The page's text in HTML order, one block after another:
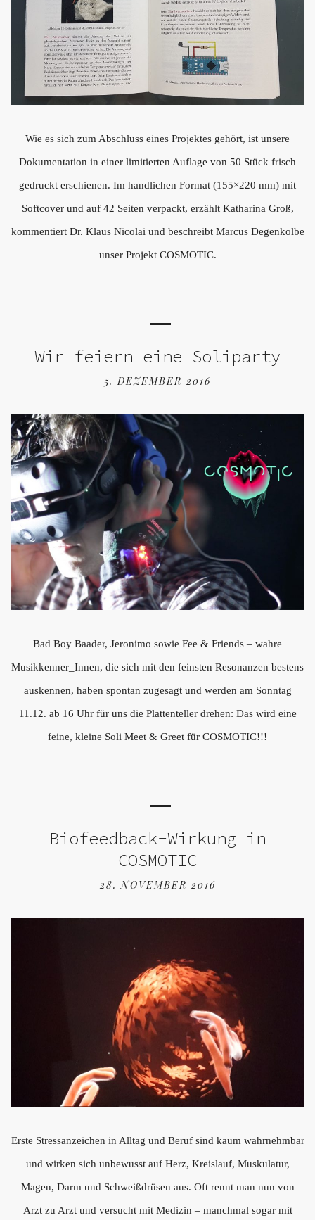
Wie es sich zum Abschluss eines Projektes gehört, ist unsere
Dokumentation in einer limitierten Auflage von 50 Stück frisch
gedruckt erschienen. Im handlichen Format (155×220 mm) mit
Softcover und auf 42 Seiten verpackt, erzählt Katharina Groß,
kommentiert Dr. Klaus Nicolai und beschreibt Marcus Degenkolbe
unser Projekt COSMOTIC.
Wir feiern eine Soliparty
5. DEZEMBER 2016
Bad Boy Baader, Jeronimo sowie Fee & Friends – wahre
Musikkenner_Innen, die sich mit den feinsten Resonanzen bestens
auskennen, haben spontan zugesagt und werden am Sonntag
11.12. ab 16 Uhr für uns die Plattenteller drehen: Das wird eine
feine, kleine Soli Meet & Greet für COSMOTIC!!!
Biofeedback-Wirkung in
COSMOTIC
28. NOVEMBER 2016
Erste Stressanzeichen in Alltag und Beruf sind kaum wahrnehmbar
und wirken sich unbewusst auf Herz, Kreislauf, Muskulatur,
Magen, Darm und Schweißdrüsen aus. Oft rennt man nun von
Arzt zu Arzt und versucht mit Medizin – manchmal sogar mit